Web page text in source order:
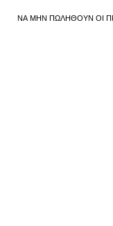
ΝΑ ΜΗΝ ΠΩΛΗΘΟΎΝ ΟΙ